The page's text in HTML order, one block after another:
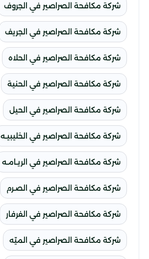
شركة مكافحة الصراصير في الجروف
شركة مكافحة الصراصير في الجريف
شركة مكافحة الصراصير في الحلاه
شركة مكافحة الصراصير في الحنية
شركة مكافحة الصراصير في الحيل
شركة مكافحة الصراصير في الخليبيـه
شركة مكافحة الصراصير في الريـامـه
شركة مكافحة الصراصير في الصـرم
شركة مكافحة الصراصير في الفرفار
شركة مكافحة الصراصير في الميّه